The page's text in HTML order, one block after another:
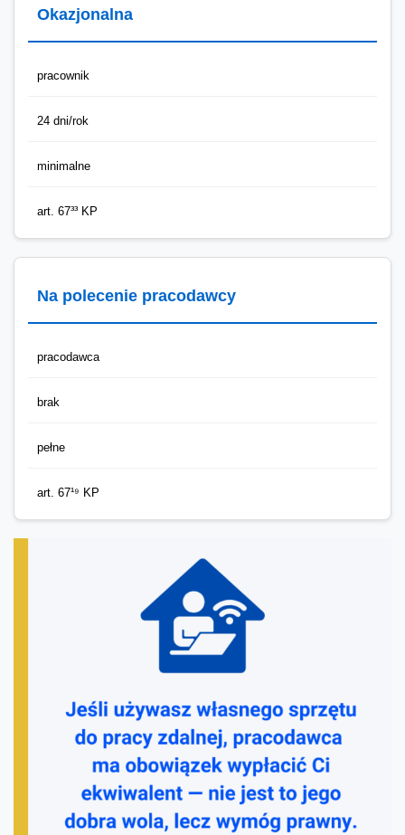
Okazjonalna
pracownik
24 dni/rok
minimalne
art. 67³³ KP
Na polecenie pracodawcy
pracodawca
brak
pełne
art. 67¹⁹ KP